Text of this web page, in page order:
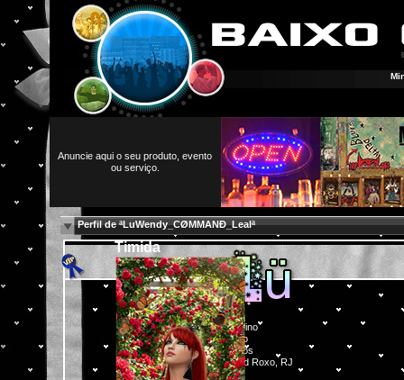
Anuncie aqui o seu produto, evento
ou serviço.
Perfil de ªLuWendy_CØMMANÐ_Lealª
Timida
"
Feminino
Hétero
52 anos
Belford Roxo, RJ
BR